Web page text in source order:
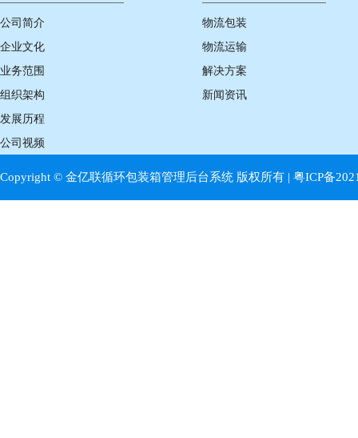
公司简介
企业文化
业务范围
组织架构
发展历程
公司视频
物流包装
物流运输
解决方案
新闻资讯
Copyright © 金亿联循环包装箱管理后台系统 版权所有 | 粤ICP备